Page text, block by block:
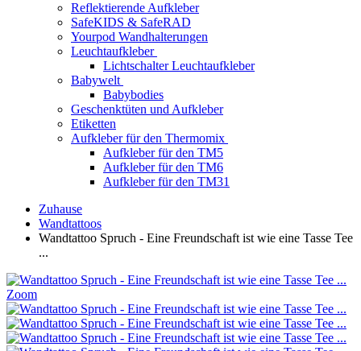
Reflektierende Aufkleber
SafeKIDS & SafeRAD
Yourpod Wandhalterungen
Leuchtaufkleber
Lichtschalter Leuchtaufkleber
Babywelt
Babybodies
Geschenktüten und Aufkleber
Etiketten
Aufkleber für den Thermomix
Aufkleber für den TM5
Aufkleber für den TM6
Aufkleber für den TM31
Zuhause
Wandtattoos
Wandtattoo Spruch - Eine Freundschaft ist wie eine Tasse Tee
...
Zoom